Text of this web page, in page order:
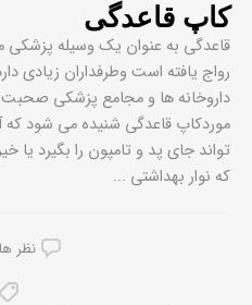
کاپ قاعدگی
قاعدگی به عنوان یک وسیله پزشکی
رواج یافته است وطرفداران زیادی
داروخانه ها و مجامع پزشکی صحبت
موردکاپ قاعدگی شنیده می شود که
تواند جای پد و تامپون را بگیرد یا
که نوار بهداشتی ...
نظر